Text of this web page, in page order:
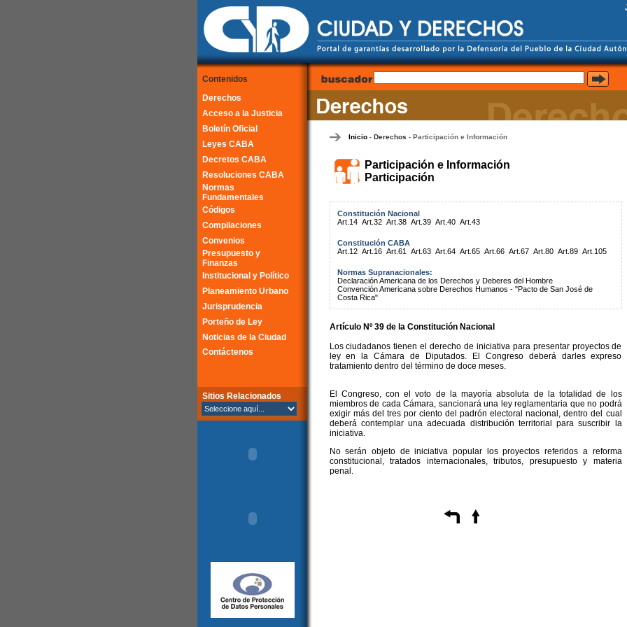
Contenidos
Derechos
Acceso a la Justicia
Boletín Oficial
Leyes CABA
Decretos CABA
Resoluciones CABA
Normas
Fundamentales
Códigos
Compilaciones
Convenios
Presupuesto y
Finanzas
Institucional y Político
Planeamiento Urbano
Jurisprudencia
Porteño de Ley
Noticias de la Ciudad
Contáctenos
Sitios Relacionados
Inicio- Derechos - Participación e Información
Participación e Información
Participación
Constitución Nacional
Art.14 Art.32 Art.38 Art.39 Art.40 Art.43
Constitución CABA
Art.12 Art.16 Art.61 Art.63 Art.64 Art.65 Art.66 Art.67 Art.80 Art.89 Art.105
Normas Supranacionales:
Declaración Americana de los Derechos y Deberes del Hombre
Convención Americana sobre Derechos Humanos - "Pacto de San José de
Costa Rica"
Artículo Nº 39 de la Constitución Nacional
Los ciudadanos tienen el derecho de iniciativa para presentar proyectos de
ley en la Cámara de Diputados. El Congreso deberá darles expreso
tratamiento dentro del término de doce meses.
El Congreso, con el voto de la mayoría absoluta de la totalidad de los
miembros de cada Cámara, sancionará una ley reglamentaria que no podrá
exigir más del tres por ciento del padrón electoral nacional, dentro del cual
deberá contemplar una adecuada distribución territorial para suscribir la
iniciativa.
No serán objeto de iniciativa popular los proyectos referidos a reforma
constitucional, tratados internacionales, tributos, presupuesto y materia
penal.